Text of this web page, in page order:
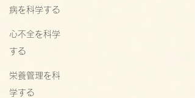
病を科学する
心不全を科学
する
栄養管理を科
学する